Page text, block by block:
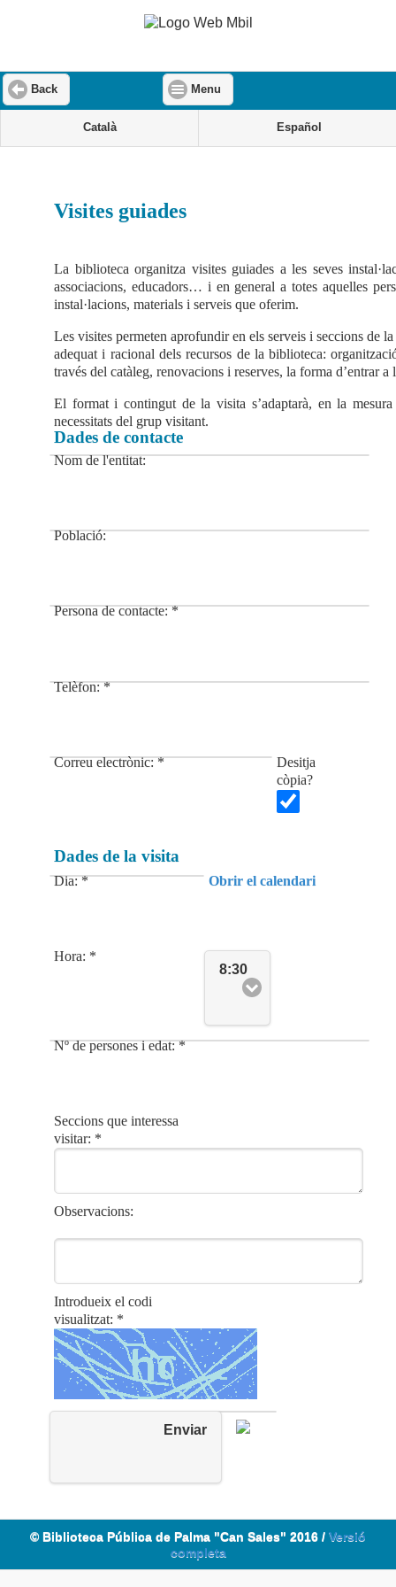
Back Menu
Català Español
Visites guiades
La biblioteca organitza visites guiades a les seves
associacions, educadors… i en general a totes aquelles
instal·lacions, materials i serveis que oferim.
Les visites permeten aprofundir en els serveis i seccions de
adequat i racional dels recursos de la biblioteca:
través del catàleg, renovacions i reserves, la forma d’entrar
El format i contingut de la visita s’adaptarà, en la
necessitats del grup visitant.
Dades de contacte
Nom de l'entitat:
Població:
Persona de contacte: *
Telèfon: *
Correu electrònic: *
Desitja
còpia?
Dades de la visita
Dia: * Obrir el calendari
Hora: *
8:30
Nº de persones i edat: *
Seccions que interessa
visitar: *
Observacions:
Introdueix el codi
visualitzat: *
Enviar
© Biblioteca Pública de Palma "Can Sales" 2016 / Versió
completa